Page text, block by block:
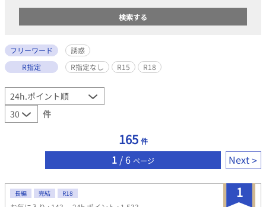
フリーワード
誘惑
R指定
R指定なし R15 R18
件
165 件
1 / 6 ページ Next
1
長編 完結 R18